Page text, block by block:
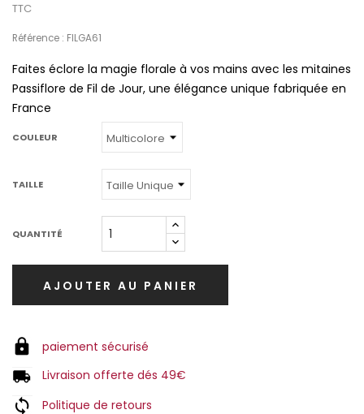
TTC
Référence : FILGA61
Faites éclore la magie florale à vos mains avec les mitaines
Passiflore de Fil de Jour, une élégance unique fabriquée en
France
COULEUR
TAILLE
QUANTITÉ
AJOUTER AU PANIER
paiement sécurisé
Livraison offerte dés 49€
Politique de retours